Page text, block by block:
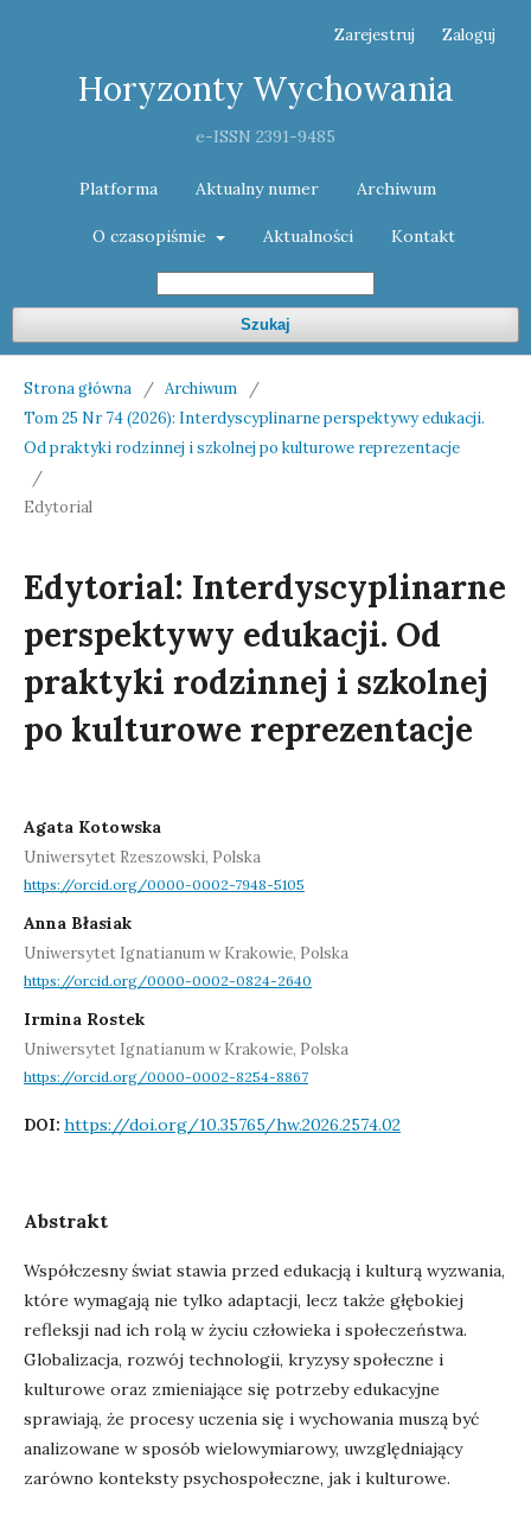
Horyzonty Wychowania
e-ISSN 2391-9485
Platforma Aktualny numer Archiwum
O czasopiśmie Aktualności Kontakt
Szukaj
Zarejestruj Zaloguj
Strona główna / Archiwum
/
Tom 25 Nr 74 (2026): Interdyscyplinarne perspektywy edukacji.
Od praktyki rodzinnej i szkolnej po kulturowe reprezentacje
/
Edytorial
Edytorial: Interdyscyplinarne
perspektywy edukacji. Od
praktyki rodzinnej i szkolnej
po kulturowe reprezentacje
Agata Kotowska
Uniwersytet Rzeszowski, Polska
https://orcid.org/0000-0002-7948-5105
Anna Błasiak
Uniwersytet Ignatianum w Krakowie, Polska
https://orcid.org/0000-0002-0824-2640
Irmina Rostek
Uniwersytet Ignatianum w Krakowie, Polska
https://orcid.org/0000-0002-8254-8867
DOI: https://doi.org/10.35765/hw.2026.2574.02
Abstrakt
Współczesny świat stawia przed edukacją i kulturą wyzwania,
które wymagają nie tylko adaptacji, lecz także głębokiej
refleksji nad ich rolą w życiu człowieka i społeczeństwa.
Globalizacja, rozwój technologii, kryzysy społeczne i
kulturowe oraz zmieniające się potrzeby edukacyjne
sprawiają, że procesy uczenia się i wychowania muszą być
analizowane w sposób wielowymiarowy, uwzględniający
zarówno konteksty psychospołeczne, jak i kulturowe.